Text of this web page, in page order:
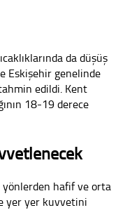
da düşüş
Eskişehir genelinde
edildi. Kent
18-19 derece
yönlerden hafif ve orta
yer yer kuvvetini